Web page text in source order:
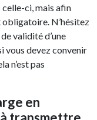
ci, mais afin
obligatoire. N’hésitez
validité d’une
vous devez convenir
n’est pas
en